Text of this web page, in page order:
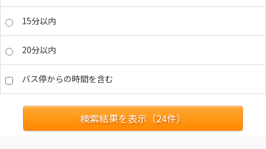
15分以内
20分以内
バス停からの時間を含む
検索結果を表示（24件）